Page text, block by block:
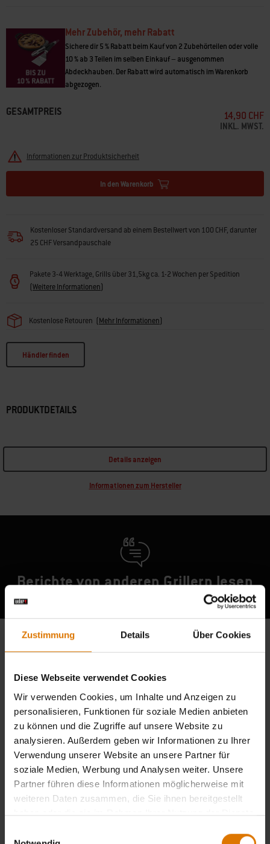
Zustimmung Details Über Cookies
Diese Webseite verwendet Cookies
Wir verwenden Cookies, um Inhalte und Anzeigen zu
personalisieren, Funktionen für soziale Medien anbieten
zu können und die Zugriffe auf unsere Website zu
analysieren. Außerdem geben wir Informationen zu Ihrer
Verwendung unserer Website an unsere Partner für
soziale Medien, Werbung und Analysen weiter. Unsere
Partner führen diese Informationen möglicherweise mit
weiteren Daten zusammen, die Sie ihnen bereitgestellt
haben oder die sie im Rahmen Ihrer Nutzung der Dienste
Mehr Zubehör, mehr Rabatt
Sichere dir 5 % Rabatt beim Kauf von 2 Zubehörteilen oder volle
10 % ab 3 Teilen im selben Einkauf – ausgenommen
Abdeckhauben. Der Rabatt wird automatisch im Warenkorb
abgezogen.
GESAMTPREIS 14,90 CHF
INKL. MWST.
Informationen zur Produktsicherheit
In den Warenkorb
Kostenloser Standardversand ab einem Bestellwert von 100 CHF, darunter
25 CHF Versandpauschale
Pakete 3-4 Werktage, Grills über 31,5kg ca. 1-2 Wochen per Spedition
(Weitere Informationen)
Kostenlose Retouren (Mehr Informationen)
Händler finden
PRODUKTDETAILS
Details anzeigen
Informationen zum Hersteller
Berichte von anderen Grillern lesen